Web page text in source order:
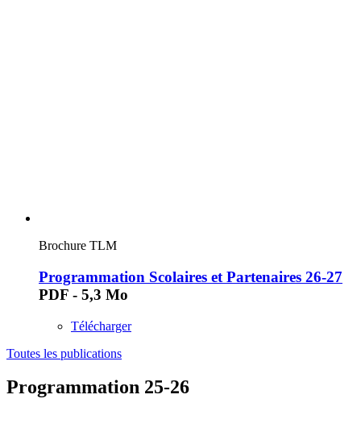
Brochure TLM
Programmation Scolaires et Partenaires 26-27
PDF - 5,3 Mo
Télécharger
Toutes les publications
Programmation 25-26